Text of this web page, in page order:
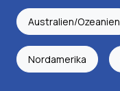
Australien/Ozeanien
Nordamerika